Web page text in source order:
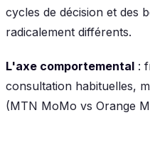
cycles de décision et des
radicalement différents.
L'axe comportemental :
consultation habituelles,
(MTN MoMo vs Orange